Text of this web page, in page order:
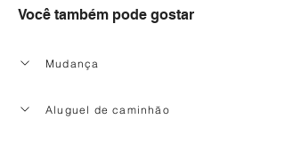
Você também pode gostar
Mudança
Aluguel de caminhão